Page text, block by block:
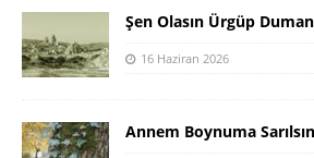
Şen Olasın Ürgüp
16 Haziran 2026
Annem Boynuma Sarılsın